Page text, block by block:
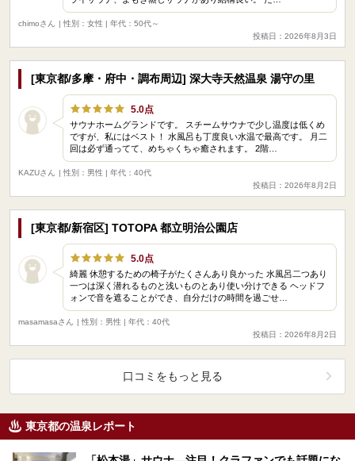
chimoさん
| 性別：女性 | 年代：50代～
投稿日：2026年8月3日
[東京都/多摩・府中・調布周辺] 深大寺天然温泉 湯守の里
5.0点
サウナホームグランドです。 スチームサウナで少し温度は低くめ
ですが、私にはベスト！ 水風呂も丁度良い水温で最高です。 月二
回は必ず通ってて、めちゃくちゃ癒されます。 2階…
KAZUさん
| 性別：男性 | 年代：40代
投稿日：2026年8月2日
[東京都/新宿区] TOTOPA 都立明治公園店
5.0点
綺麗 休憩するための椅子がたくさんあり良かった 水風呂二つあり
一つは深く潜れるものと浅いものとあり使い分けできる ヘッドフ
ォンで音を遮ることができ、自分だけの時間を過ごせ…
masamasaさん
| 性別：男性 | 年代：40代
投稿日：2026年8月2日
口コミをもっと見る
東京都の温泉レポート